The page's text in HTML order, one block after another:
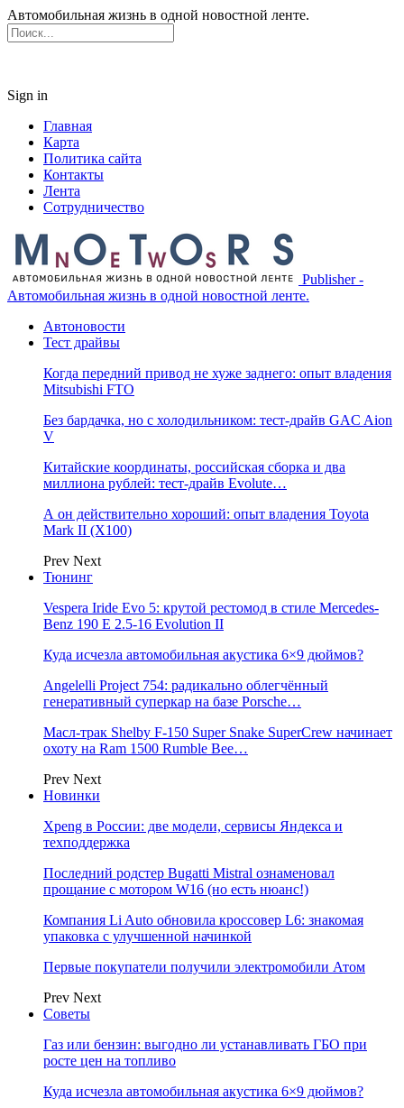
Автомобильная жизнь в одной новостной ленте.
Sign in
Главная
Карта
Политика сайта
Контакты
Лента
Сотрудничество
Publisher -
Автомобильная жизнь в одной новостной ленте.
Автоновости
Тест драйвы
Когда передний привод не хуже заднего: опыт владения
Mitsubishi FTO
Без бардачка, но с холодильником: тест-драйв GAC Aion
V
Китайские координаты, российская сборка и два
миллиона рублей: тест-драйв Evolute…
А он действительно хороший: опыт владения Toyota
Mark II (Х100)
Prev Next
Тюнинг
Vespera Iride Evo 5: крутой рестомод в стиле Mercedes-
Benz 190 E 2.5-16 Evolution II
Куда исчезла автомобильная акустика 6×9 дюймов?
Angelelli Project 754: радикально облегчённый
генеративный суперкар на базе Porsche…
Масл-трак Shelby F-150 Super Snake SuperCrew начинает
охоту на Ram 1500 Rumble Bee…
Prev Next
Новинки
Xpeng в России: две модели, сервисы Яндекса и
техподдержка
Последний родстер Bugatti Mistral ознаменовал
прощание с мотором W16 (но есть нюанс!)
Компания Li Auto обновила кроссовер L6: знакомая
упаковка с улучшенной начинкой
Первые покупатели получили электромобили Атом
Prev Next
Советы
Газ или бензин: выгодно ли устанавливать ГБО при
росте цен на топливо
Куда исчезла автомобильная акустика 6×9 дюймов?